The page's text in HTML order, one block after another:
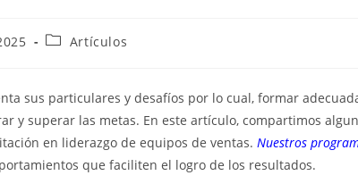
Artículos
sus particulares y desafíos por lo cual, formar
y superar las metas. En este artículo, compartimos
en liderazgo de equipos de ventas. Nuestros
que faciliten el logro de los resultados.